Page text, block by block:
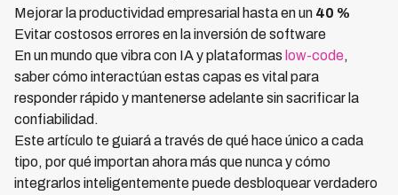
Mejorar la productividad empresarial hasta en un 40 %
Evitar costosos errores en la inversión de software
En un mundo que vibra con IA y plataformas low-code,
saber cómo interactúan estas capas es vital para
responder rápido y mantenerse adelante sin sacrificar la
confiabilidad.
Este artículo te guiará a través de qué hace único a cada
tipo, por qué importan ahora más que nunca y cómo
integrarlos inteligentemente puede desbloquear verdadero